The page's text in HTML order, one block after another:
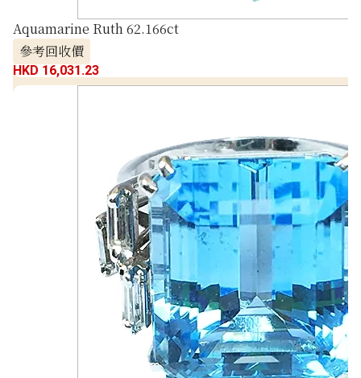
Aquamarine Ruth 62.166ct
參考回收價
HKD 16,031.23